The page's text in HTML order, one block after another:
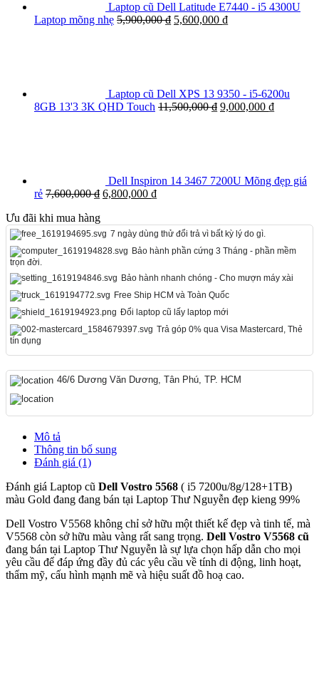
Laptop cũ Dell Latitude E7440 - i5 4300U
Laptop mõng nhẹ 5,900,000₫ 5,600,000 ₫
Laptop cũ Dell XPS 13 9350 - i5-6200u
8GB 13'3 3K QHD Touch 11,500,000₫ 9,000,000 ₫
Dell Inspiron 14 3467 7200U Mõng đẹp giá
rẻ 7,600,000₫ 6,800,000 ₫
Ưu đãi khi mua hàng
7 ngày dùng thử đổi trả vì bất kỳ lý do gì.
Bảo hành phần cứng 3 Tháng - phần mềm
trọn đời.
Bảo hành nhanh chóng - Cho mượn máy xài
Free Ship HCM và Toàn Quốc
Đổi laptop cũ lấy laptop mới
Trả góp 0% qua Visa Mastercard, Thẻ
tín dụng
46/6 Dương Văn Dương, Tân Phú, TP. HCM
Mô tả
Thông tin bổ sung
Đánh giá (1)
Đánh giá Laptop cũ Dell Vostro 5568 ( i5 7200u/8g/128+1TB)
màu Gold đang đang bán tại Laptop Thư Nguyễn đẹp kieng 99%
Dell Vostro V5568 không chỉ sở hữu một thiết kế đẹp và tinh tế, mà
V5568 còn sở hữu màu vàng rất sang trọng. Dell Vostro V5568 cũ
đang bán tại Laptop Thư Nguyễn là sự lựa chọn hấp dẫn cho mọi
yêu cầu để đáp ứng đầy đủ các yêu cầu về tính di động, linh hoạt,
thẩm mỹ, cấu hình mạnh mẽ và hiệu suất đồ hoạ cao.